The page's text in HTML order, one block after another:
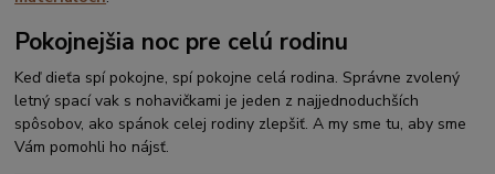
Pokojnejšia noc pre celú rodinu
Keď dieťa spí pokojne, spí pokojne celá rodina. Správne zvolený
letný spací vak s nohavičkami je jeden z najjednoduchších
spôsobov, ako spánok celej rodiny zlepšiť. A my sme tu, aby sme
Vám pomohli ho nájsť.